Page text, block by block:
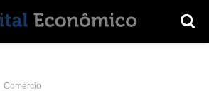
Comércio